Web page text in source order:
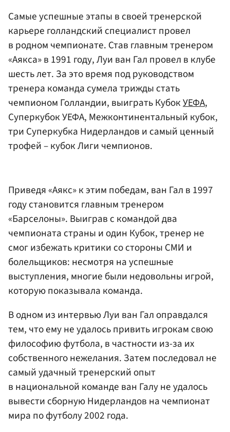
Самые успешные этапы в своей тренерской
карьере голландский специалист провел
в родном чемпионате. Став главным тренером
«Аякса» в 1991 году, Луи ван Гал провел в клубе
шесть лет. За это время под руководством
тренера команда сумела трижды стать
чемпионом Голландии, выиграть КубокУЕФА,
Суперкубок УЕФА, Межконтинентальный кубок,
три Суперкубка Нидерландов и самый ценный
трофей – кубок Лиги чемпионов.
Приведя «Аякс» к этим победам, ван Гал в 1997
году становится главным тренером
«Барселоны». Выиграв с командой два
чемпионата страны и один Кубок, тренер не
смог избежать критики со стороны СМИ и
болельщиков: несмотря на успешные
выступления, многие были недовольны игрой,
которую показывала команда.
В одном из интервью Луи ван Гал оправдался
тем, что ему не удалось привить игрокам свою
философию футбола, в частности из-за их
собственного нежелания. Затем последовал не
самый удачный тренерский опыт
в национальной команде ван Галу не удалось
вывести сборную Нидерландов на чемпионат
мира по футболу 2002 года.